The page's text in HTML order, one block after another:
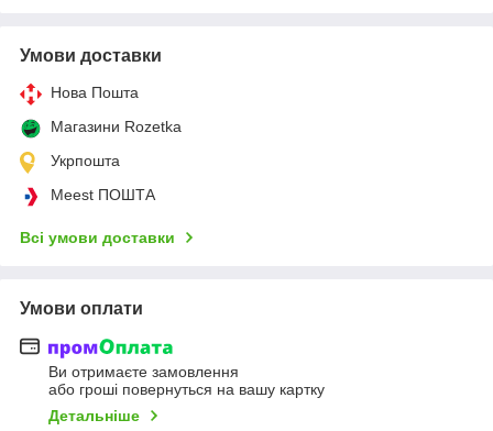
Умови доставки
Нова Пошта
Магазини Rozetka
Укрпошта
Meest ПОШТА
Всі умови доставки
Умови оплати
Ви отримаєте замовлення
або гроші повернуться на вашу картку
Детальніше